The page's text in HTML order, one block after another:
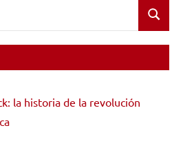
Buscar
la historia de la revolución